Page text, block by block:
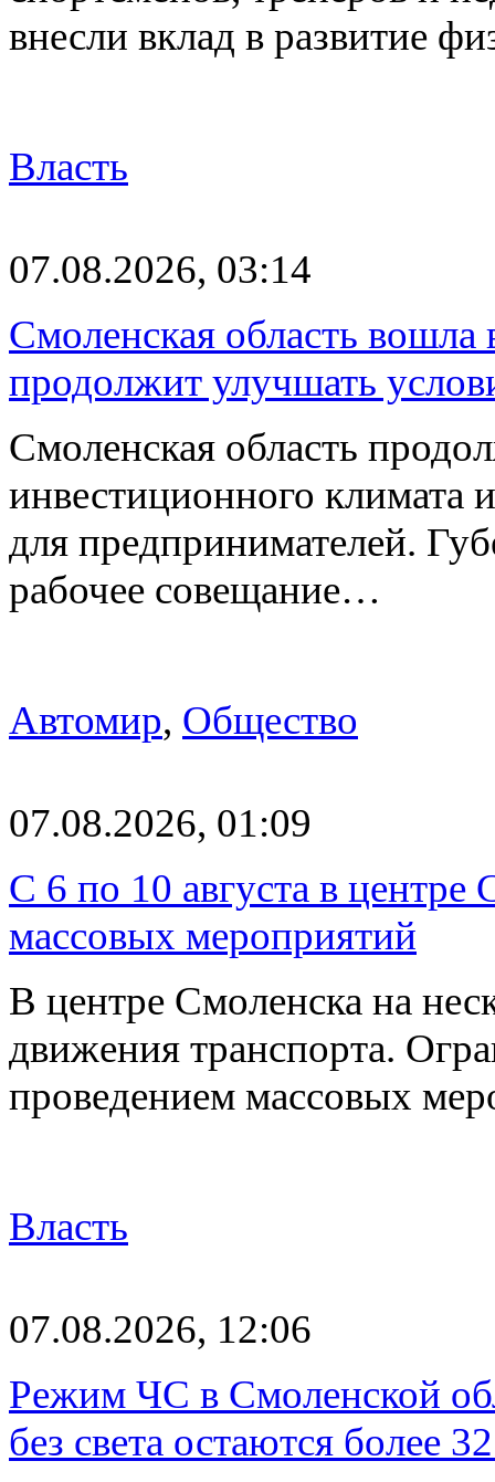
внесли вклад в развитие
Власть
07.08.2026, 03:14
Смоленская область
продолжит улучшать
Смоленская область
инвестиционного климата
для предпринимателей.
рабочее совещание…
Автомир, Общество
07.08.2026, 01:09
С 6 по 10 августа в центре
массовых мероприятий
В центре Смоленска на
движения транспорта.
проведением массовых
Власть
07.08.2026, 12:06
Режим ЧС в Смоленской
без света остаются более